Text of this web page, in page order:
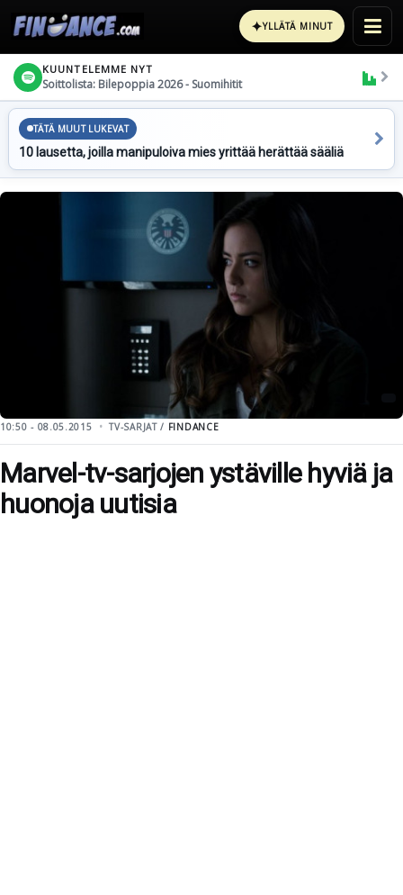
✦YLLÄTÄ MINUT
KUUNTELEMME NYT
Soittolista: Bilepoppia 2026 - Suomihitit
TÄTÄ MUUT LUKEVAT
10 lausetta, joilla manipuloiva mies yrittää herättää sääliä
10:50 - 08.05.2015 TV-SARJAT / FINDANCE
Marvel-tv-sarjojen ystäville hyviä ja
huonoja uutisia